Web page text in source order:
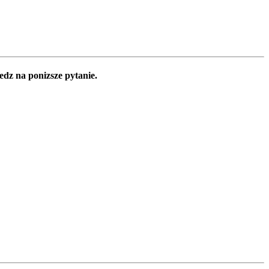
na ponizsze pytanie.